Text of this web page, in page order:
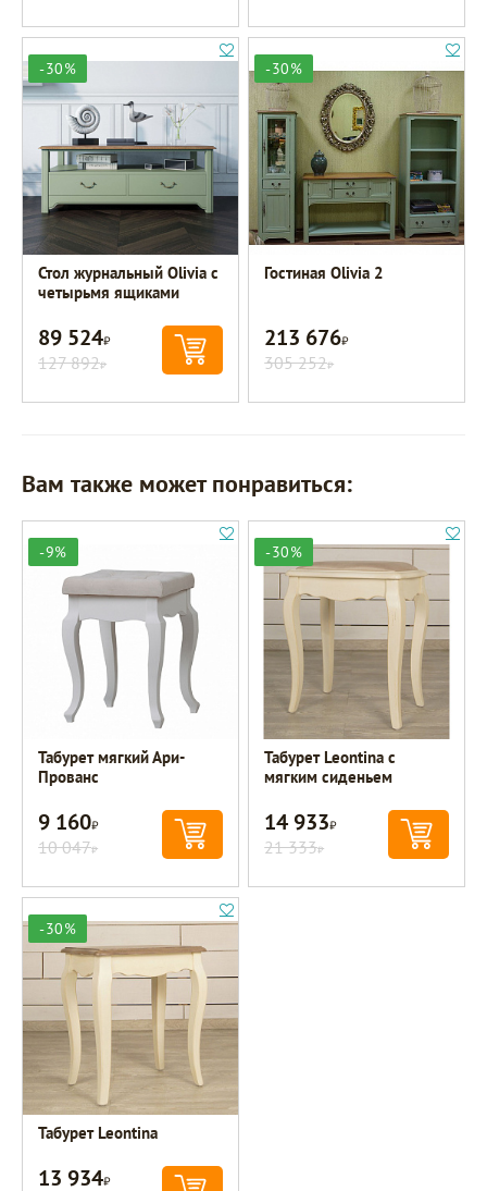
-30%
Стол журнальный Olivia с
четырьмя ящиками
89 524Р
127 892Р
-30%
Гостиная Olivia 2
213 676Р
305 252Р
Вам также может понравиться:
-9%
Табурет мягкий Ари-
Прованс
9 160Р
10 047Р
-30%
Табурет Leontina с
мягким сиденьем
14 933Р
21 333Р
-30%
Табурет Leontina
13 934Р